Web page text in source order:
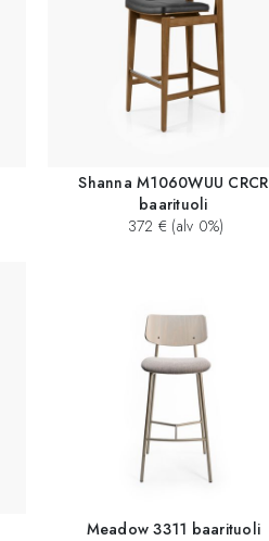
Shanna M1060WUU CRCR
baarituoli
372 € (alv 0%)
Meadow 3311 baarituoli